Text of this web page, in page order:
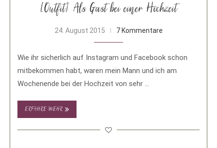
[Outfit] Als Gast bei einer Hochzeit
24. August 2015 7 Kommentare
Wie ihr sicherlich auf Instagram und Facebook schon
mitbekommen habt, waren mein Mann und ich am
Wochenende bei der Hochzeit von sehr …
ERFAHRE MEHR